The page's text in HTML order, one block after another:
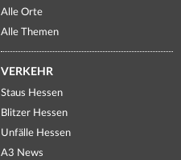
Alle Orte
Alle Themen
VERKEHR
Staus Hessen
Blitzer Hessen
Unfälle Hessen
A3 News